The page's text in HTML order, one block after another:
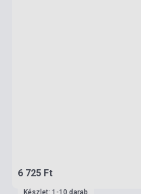
6 725 Ft
Készlet: 1-10 darab